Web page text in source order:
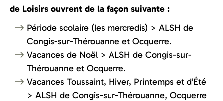
de Loisirs ouvrent de la façon suivante :
Période scolaire (les mercredis) > ALSH de
Congis-sur-Thérouanne et Ocquerre.
Vacances de Noël > ALSH de Congis-sur-
Thérouanne et Ocquerre.
Vacances Toussaint, Hiver, Printemps et d’Été
> ALSH de Congis-sur-Thérouanne, Ocquerre